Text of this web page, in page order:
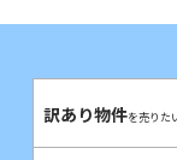
訳あり物件を売りた